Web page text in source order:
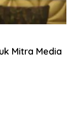
Mitra Media